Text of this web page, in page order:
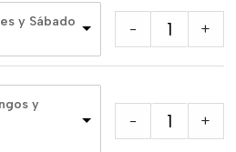
y Sábado - +
y
- +